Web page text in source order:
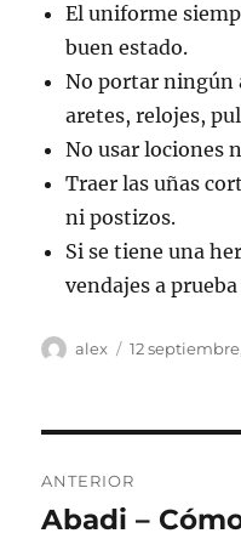
El uniforme
buen estado.
No portar ningún
aretes, relojes,
No usar lociones
Traer las uñas
ni postizos.
Si se tiene una
vendajes a prueba
Autor
alex
Publicado
12
de
ANTERIOR
Entrada
Abadi –